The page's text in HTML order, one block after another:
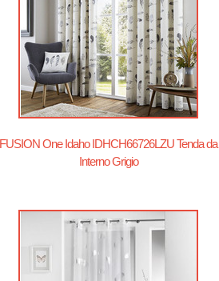
FUSION One Idaho IDHCH66726LZU Tenda da
Interno Grigio